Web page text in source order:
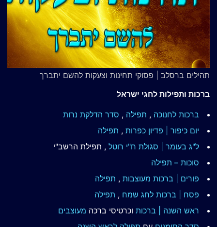
תהילים ברסלב | פסוקי תחינות וצעקות להשם יתברך
ברכות ותפילות לחגי ישראל
ברכות לחנוכה , תפילה , סדר הדלקת נרות
יום כיפור | פדיון כפרות , תפילה
ל"ג בעומר | סגולת ח"י רוטל , תפילת הרשב"י
סוכות – תפילה
פורים | ברכות מעוצבות , תפילה
פסח | ברכות לחג שמח , תפילה
ראש השנה | ברכות וכרטיסי ברכה מעוצבים